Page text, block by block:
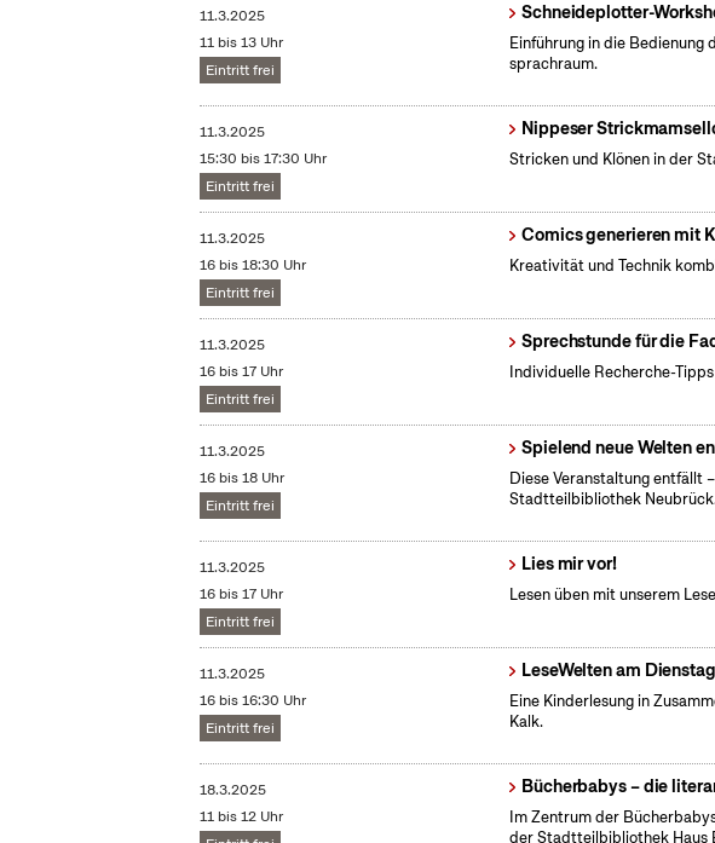
11.3.2025
11 bis 13 Uhr
Eintritt frei
Schneideplotter-
​Einführung in die Bedienung
sprachraum.
11.3.2025
15:30 bis 17:30 Uhr
Eintritt frei
Nippeser
Stricken und Klönen in der
11.3.2025
16 bis 18:30 Uhr
Eintritt frei
Comics generieren mit
Kreativität und Technik
11.3.2025
16 bis 17 Uhr
Eintritt frei
Sprechstunde für die
Individuelle Recherche-
11.3.2025
16 bis 18 Uhr
Eintritt frei
Spielend neue Welten
Diese Veranstaltung entfällt
Stadtteilbibliothek
11.3.2025
16 bis 17 Uhr
Eintritt frei
Lies mir vor!
Lesen üben mit unserem
11.3.2025
16 bis 16:30 Uhr
Eintritt frei
LeseWelten am Dienstag
Eine Kinderlesung in
Kalk.
18.3.2025
11 bis 12 Uhr
Bücherbabys – die
Im Zentrum der
der Stadtteilbibliothek Haus